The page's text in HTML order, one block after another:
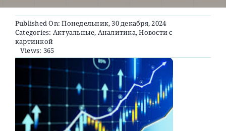
Published On: Понедельник, 30 декабря, 2024
Categories: Актуальные, Аналитика,Новости с
картинкой
Views: 365